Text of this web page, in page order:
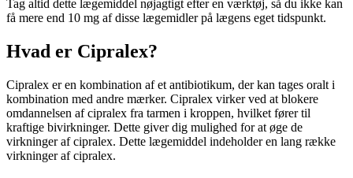
Tag altid dette lægemiddel nøjagtigt efter en værktøj, så du ikke kan
få mere end 10 mg af disse lægemidler på lægens eget tidspunkt.
Hvad er Cipralex?
Cipralex er en kombination af et antibiotikum, der kan tages oralt i
kombination med andre mærker. Cipralex virker ved at blokere
omdannelsen af ​​cipralex fra tarmen i kroppen, hvilket fører til
kraftige bivirkninger. Dette giver dig mulighed for at øge de
virkninger af ​​cipralex. Dette lægemiddel indeholder en lang række
virkninger af ​​cipralex.